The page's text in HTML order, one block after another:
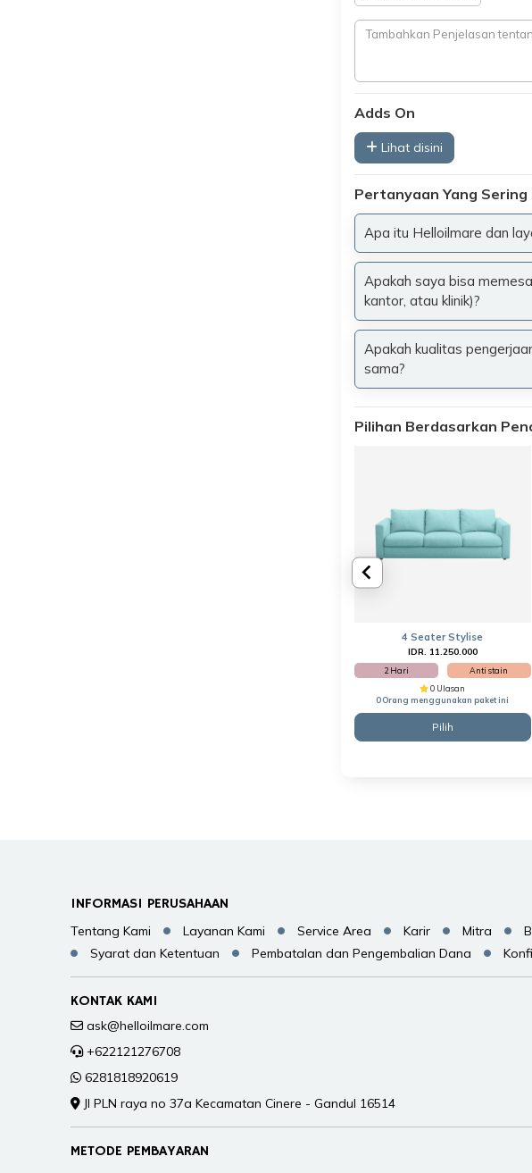
Adds On
Lihat disini
Pertanyaan Yang Sering
Apa itu Helloilmare dan
Apakah saya bisa
kantor, atau klinik)?
Apakah kualitas
sama?
Pilihan Berdasarkan
4 Seater Stylise
IDR. 11.250.000
2 Hari
Anti stain
0 Ulasan
0 Orang menggunakan paket ini
Pilih
INFORMASI PERUSAHAAN
Tentang Kami Layanan Kami Service Area Karir Mitra
Syarat dan Ketentuan
Pembatalan dan Pengembalian Dana
KONTAK KAMI
ask@helloilmare.com
+622121276708
6281818920619
Jl PLN raya no 37a Kecamatan Cinere - Gandul 16514
METODE PEMBAYARAN